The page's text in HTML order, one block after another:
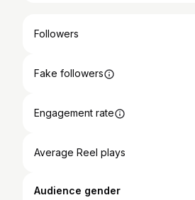
Followers
Fake followers
Engagement rate
Average Reel plays
Audience gender